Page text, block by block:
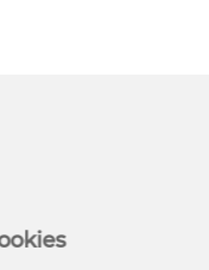
2026 estarán en El